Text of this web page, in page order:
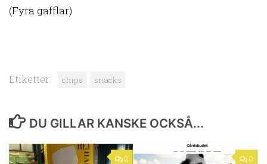
(Fyra gafflar)
Etiketter: chips snacks
DU GILLAR KANSKE OCKSÅ...
0 0